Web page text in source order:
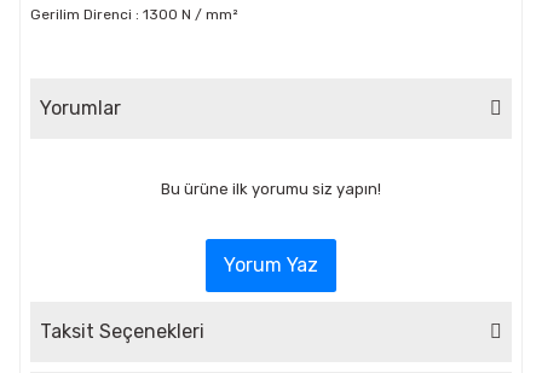
Gerilim Direnci : 1300 N / mm²
Yorumlar
Bu ürüne ilk yorumu siz yapın!
Yorum Yaz
Taksit Seçenekleri